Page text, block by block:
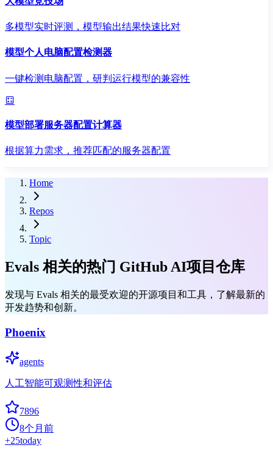
多模型实时评测，模型输出结果快速比对
模型个人电脑配置检测器
一键检测电脑配置，研判运行模型的兼容性
模型部署服务器配置计算器
根据算力需求，推荐匹配的服务器配置
Home
Repos
Topic
Evals 相关的热门 GitHub AI项目仓库
发现与 Evals 相关的最受欢迎的开源项目和工具，了解最新的
开发趋势和创新。
Phoenix
agents
人工智能可观测性和评估
7896
8个月前
+25today